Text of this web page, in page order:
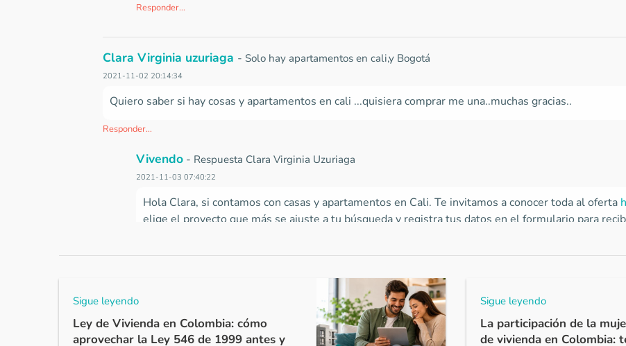
Responder...
Clara Virginia uzuriaga - Solo hay apartamentos en cali,y Bogotá
2021-11-02 20:14:34
Quiero saber si hay cosas y apartamentos en cali ...quisiera comprar me una..muchas gracias..
Responder...
Vivendo- Respuesta Clara Virginia Uzuriaga
2021-11-03 07:40:22
Hola Clara, si contamos con casas y apartamentos en Cali. Te invitamos a conocer toda al oferta
elige el proyecto que más se ajuste a tu búsqueda y registra tus datos en el formulario para
Vidal Vesga Serrano Excelente. Interesado en comprar.
Muy bueno
Sigue leyendo
Ley de Vivienda en Colombia: cómo
aprovechar la Ley 546 de 1999 antes y
Sigue leyendo
La participación de la
de vivienda en Colombia: